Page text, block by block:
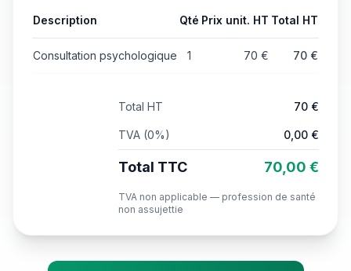
Description Qté Prix unit. HT Total HT
Consultation psychologique 1 70 € 70 €
Total HT 70 €
TVA (0%) 0,00 €
Total TTC 70,00 €
TVA non applicable — profession de santé
non assujettie